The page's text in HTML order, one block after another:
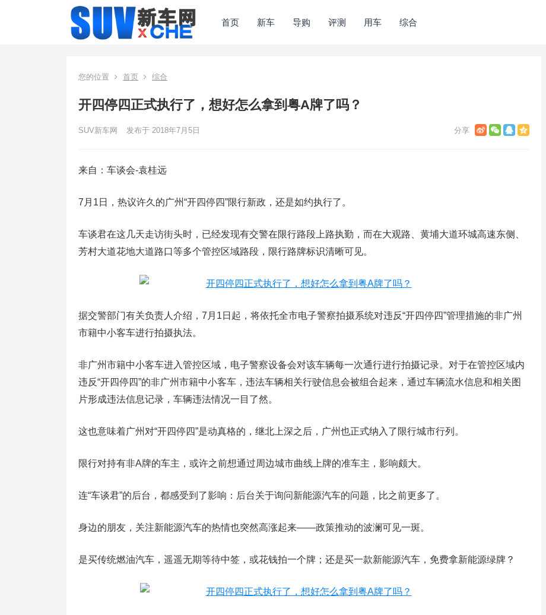
首页 新车 导购 评测 用车 综合
您的位置 首页 综合
开四停四正式执行了，想好怎么拿到粤A牌了吗？
SUV新车网 发布于 2018年7月5日
来自：车谈会-袁桂远
7月1日，热议许久的广州“开四停四”限行新政，还是如约执行了。
车谈君在这几天走访街头时，已经发现有交警在限行路段上路执勤，而在大观路、黄埔大道环城高速东侧、
芳村大道花地大道路口等多个管控区域路段，限行路牌标识清晰可见。
据交警部门有关负责人介绍，7月1日起，将依托全市电子警察拍摄系统对违反“开四停四”管理措施的非广州
市籍中小客车进行拍摄执法。
非广州市籍中小客车进入管控区域，电子警察设备会对该车辆每一次通行进行拍摄记录。对于在管控区域内
违反“开四停四”的非广州市籍中小客车，违法车辆相关行驶信息会被组合起来，通过车辆流水信息和相关图
片形成违法信息记录，车辆违法情况一目了然。
这也意味着广州对“开四停四”是动真格的，继北上深之后，广州也正式纳入了限行城市行列。
限行对持有非A牌的车主，或许之前想通过周边城市曲线上牌的准车主，影响颇大。
连“车谈君”的后台，都感受到了影响：后台关于询问新能源汽车的问题，比之前更多了。
身边的朋友，关注新能源汽车的热情也突然高涨起来——政策推动的波澜可见一斑。
是买传统燃油汽车，遥遥无期等待中签，或花钱拍一个牌；还是买一款新能源汽车，免费拿新能源绿牌？